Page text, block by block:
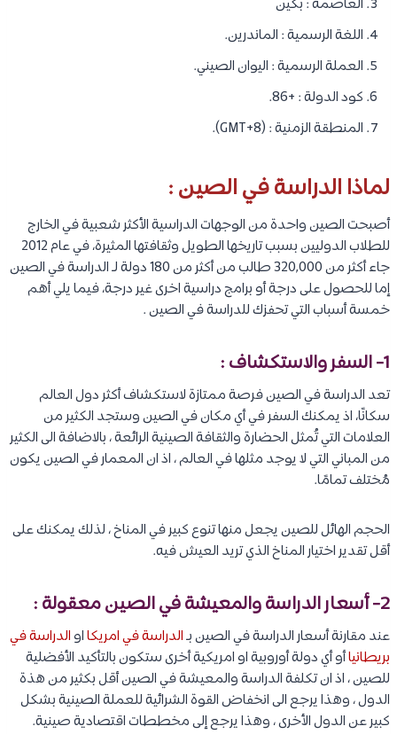
العاصمة : بكين
اللغة الرسمية : الماندرين.
العملة الرسمية : اليوان الصيني.
كود الدولة : +86.
المنطقة الزمنية : (GMT+8).
لماذا الدراسة في الصين :
أصبحت الصين واحدة من الوجهات الدراسية الأكثر شعبية في الخارج
للطلاب الدوليين بسبب تاريخها الطويل وثقافتها المثيرة، في عام 2012
جاء أكثر من 320,000 طالب من أكثر من 180 دولة لـ الدراسة في الصين
إما للحصول على درجة أو برامج دراسية اخرى غير درجة، فيما يلي أهم
خمسة أسباب التي تحفزك للدراسة في الصين .
1- السفر والاستكشاف :
تعد الدراسة في الصين فرصة ممتازة لاستكشاف أكثر دول العالم
سكانًا، اذ يمكنك السفر في أي مكان في الصين وستجد الكثير من
العلامات التي تُمثل الحضارة والثقافة الصينية الرائعة ، بالاضافة الى الكثير
من المباني التي لا يوجد مثلها في العالم ، اذ ان المعمار في الصين يكون
مُختلف تمامًا.
الحجم الهائل للصين يجعل منها تنوع كبير في المناخ ، لذلك يمكنك على
أقل تقدير اختيار المناخ الذي تريد العيش فيه.
2- أسعار الدراسة والمعيشة في الصين معقولة :
عند مقارنة أسعار الدراسة في الصين بـالدراسة في امريكااوالدراسة في
بريطانياأو أي دولة أوروبية او امريكية أخرى ستكون بالتأكيد الأفضلية
للصين ، اذ ان تكلفة الدراسة والمعيشة في الصين أقل بكثير من هذة
الدول ، وهذا يرجع الى انخفاض القوة الشرائية للعملة الصينية بشكل
كبير عن الدول الأخرى ، وهذا يرجع إلى مخططات اقتصادية صينية.